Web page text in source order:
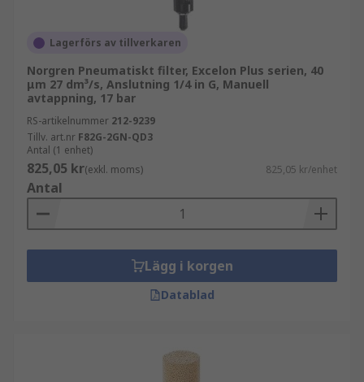
Lagerförs av tillverkaren
Norgren Pneumatiskt filter, Excelon Plus serien, 40
μm 27 dm³/s, Anslutning 1/4 in G, Manuell
avtappning, 17 bar
RS-artikelnummer 212-9239
Tillv. art.nr F82G-2GN-QD3
Antal (1 enhet)
825,05 kr(exkl. moms) 825,05 kr/enhet
Antal
Lägg i korgen
Datablad